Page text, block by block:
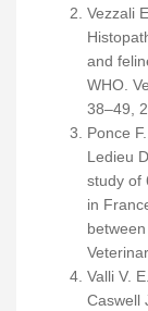
Vezzali
and
WHO.
38–49,
Ponce
Ledieu
study of
in
Valli V.
Caswell